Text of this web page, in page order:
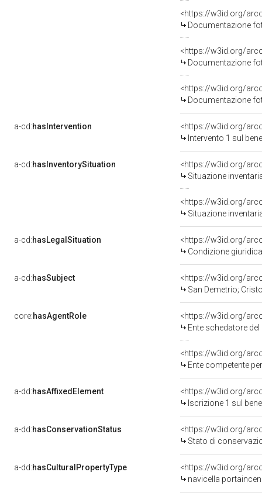
Documentazione
Documentazione
Documentazione
a-cd:hasIntervention
<https://w3id.org/
Intervento 1 sul
a-cd:hasInventorySituation
<https://w3id.org/
Situazione
<https://w3id.org/
Situazione
a-cd:hasLegalSituation
Condizione
a-cd:hasSubject
<https://w3id.org/
San Demetrio;
core:hasAgentRole
<https://w3id.org/
Ente schedatore del
<https://w3id.org/
Ente competente
a-dd:hasAffixedElement
<https://w3id.org/
Iscrizione 1 sul
a-dd:hasConservationStatus
Stato di
a-dd:hasCulturalPropertyType
navicella